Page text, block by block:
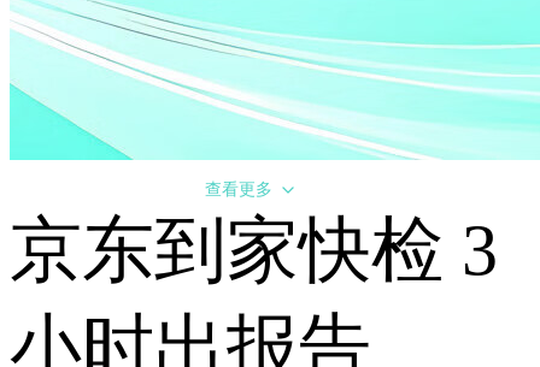
查看更多
京东到家快检 3
小时出报告